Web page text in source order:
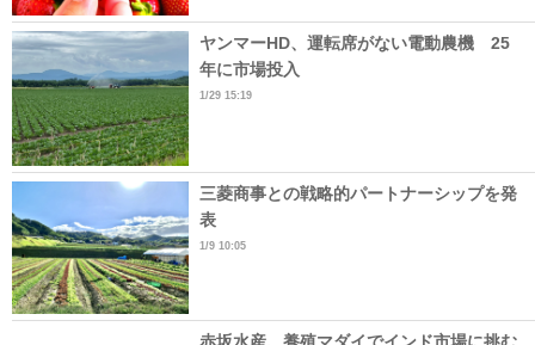
ヤンマーHD、運転席がない電動農機 25
年に市場投入
1/29 15:19
三菱商事との戦略的パートナーシップを発
表
1/9 10:05
赤坂水産、養殖マダイでインド市場に挑む